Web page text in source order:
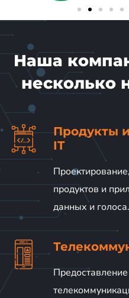
Наша
несколько
Продукты
IT
продуктов и
данных и голоса.